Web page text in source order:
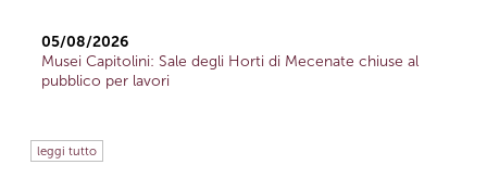
05/08/2026
Musei Capitolini: Sale degli Horti di Mecenate chiuse al
pubblico per lavori
leggi tutto